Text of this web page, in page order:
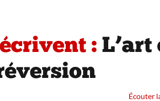
: L’art
Écouter